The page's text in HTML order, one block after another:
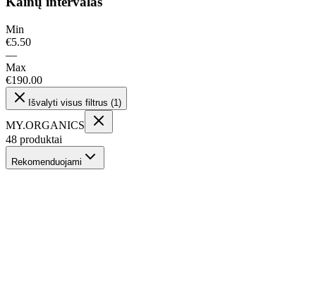
Min
€5.50
—
Max
€190.00
Išvalyti visus filtrus (1)
MY.ORGANICS
48 produktai
Rekomenduojami